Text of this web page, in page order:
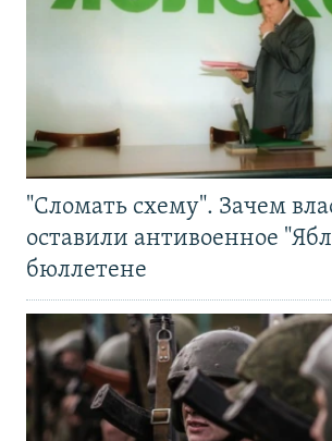
"Сломать схему". Зачем
оставили антивоенное
бюллетене